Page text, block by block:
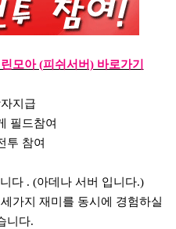
모아 (피쉬서버) 바로가기
지급
필드참여
투 참여
다 . (아데나 서버 입니다.)
가지 재미를 동시에 경험하실
니다.